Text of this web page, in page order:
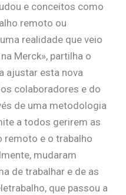
e conceitos como
remoto ou
realidade que veio
Merck», partilha o
ajustar esta nova
colaboradores e do
de uma metodologia
a todos gerirem as
remoto e o trabalho
mudaram
de trabalhar e de as
que passou a